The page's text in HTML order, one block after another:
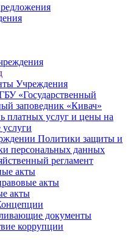
Учреждения
«Государственный
заповедник «Кивач»
платных услуг и цены на
Политики защиты и
персональных данных
регламент
акты
акты
акты
документы
коррупции